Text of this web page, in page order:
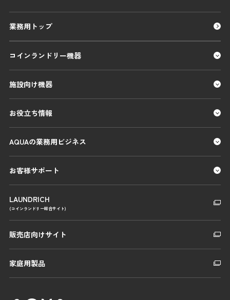
業務用トップ
コインランドリー機器
施設向け機器
お役立ち情報
AQUAの業務用ビジネス
お客様サポート
LAUNDRICH
(コインランドリー総合サイト)
販売店向けサイト
家庭用製品